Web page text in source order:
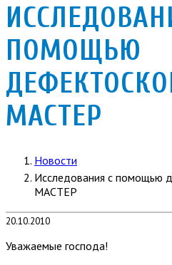
ПОМОЩЬЮ
МАСТЕР
Новости
Исследования с помощью
МАСТЕР
20.10.2010
Уважаемые господа!